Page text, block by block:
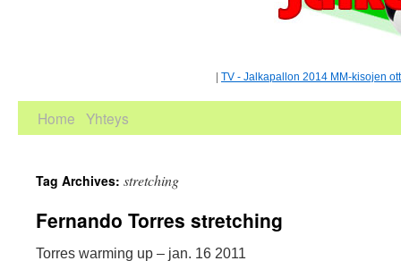
TV - Jalkapallon 2014 MM-kisojen
Home Yhteys
Tag Archives: stretching
Fernando Torres stretching
Torres warming up – jan. 16 2011